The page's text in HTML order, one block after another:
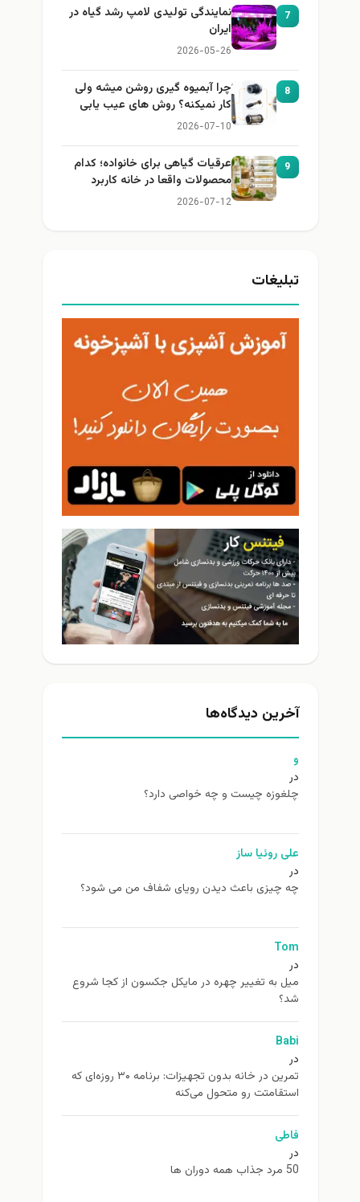
7
نمایندگی تولیدی لامپ رشد گیاه در
ایران
2026-05-26
8
چرا آبمیوه گیری روشن میشه ولی
کار نمیکنه؟ روش های عیب یابی
2026-07-10
9
عرقیات گیاهی برای خانواده؛ کدام
محصولات واقعا در خانه کاربرد
دارند؟
2026-07-12
تبلیغات
آخرین دیدگاه‌ها
و
در
چلغوزه چیست و چه خواصی دارد؟
علی روئیا ساز
در
چه چیزی باعث دیدن رویای شفاف من می شود؟
Tom
در
ميل به تغيير چهره در مایکل جکسون از كجا شروع
شد؟
Babi
در
تمرین در خانه بدون تجهیزات: برنامه ۳۰ روزه‌ای که
استقامتت رو متحول می‌کنه
فاطی
در
50 مرد جذاب همه دوران ها